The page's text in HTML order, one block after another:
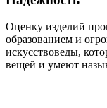
Оценку изделий
образованием и
искусствоведы,
вещей и умеют